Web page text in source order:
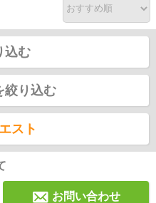
込む
絞り込む
スト
お問い合わせ